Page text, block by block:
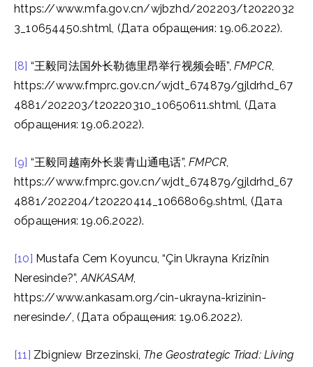
https://www.mfa.gov.cn/wjbzhd/202203/t2022032
3_10654450.shtml, (Дата обращения: 19.06.2022).
[8] “王毅同法国外长勒德里昂举行视频会晤”,FMPCR,
https://www.fmprc.gov.cn/wjdt_674879/gjldrhd_67
4881/202203/t20220310_10650611.shtml, (Дата
обращения: 19.06.2022).
[9] “王毅同越南外长裴青山通电话”,FMPCR,
https://www.fmprc.gov.cn/wjdt_674879/gjldrhd_67
4881/202204/t20220414_10668069.shtml, (Дата
обращения: 19.06.2022).
[10] Mustafa Cem Koyuncu, “Çin Ukrayna Krizi’nin
Neresinde?”,ANKASAM,
https://www.ankasam.org/cin-ukrayna-krizinin-
neresinde/, (Дата обращения: 19.06.2022).
[11] Zbigniew Brzezinski, The Geostrategic Triad: Living